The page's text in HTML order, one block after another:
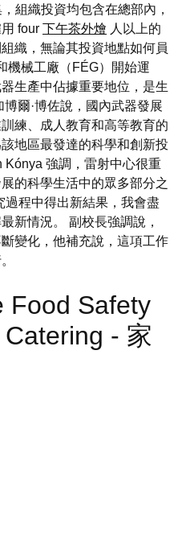
組織投資均包含在總部內，
four 下午茶外燴 人以上的
織，無論其投資地點如何員
機械工廠（FÉG）開始運
生產中佔據重要地位，是生
爾·博佐說，國內武器發展
練、成人教育和高等教育的
地區最發達的科學和創新投
Kónya 強調，雷射中心很重
的科學生活中的眾多部分之
過程中得出新結果，我會盡
新情況。 副校長強調說，
變化，他補充說，這項工作
Food Safety
- 家